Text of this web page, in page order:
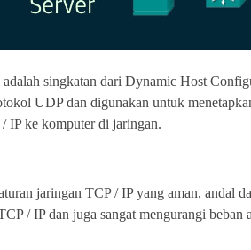
adalah singkatan dari Dynamic Host
UDP dan digunakan untuk
IP ke komputer di jaringan.
jaringan TCP / IP yang aman, andal
/ IP dan juga sangat mengurangi beban